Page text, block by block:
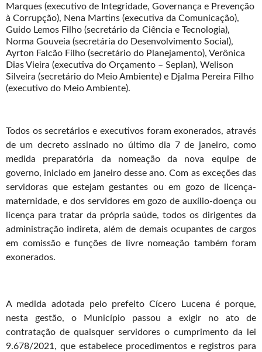
Marques (executivo de Integridade, Governança e Prevenção
à Corrupção), Nena Martins (executiva da Comunicação),
Guido Lemos Filho (secretário da Ciência e Tecnologia),
Norma Gouveia (secretária do Desenvolvimento Social),
Ayrton Falcão Filho (secretário do Planejamento), Verônica
Dias Vieira (executiva do Orçamento – Seplan), Welison
Silveira (secretário do Meio Ambiente) e Djalma Pereira Filho
(executivo do Meio Ambiente).
Todos os secretários e executivos foram exonerados, através
de um decreto assinado no último dia 7 de janeiro, como
medida preparatória da nomeação da nova equipe de
governo, iniciado em janeiro desse ano. Com as exceções das
servidoras que estejam gestantes ou em gozo de licença-
maternidade, e dos servidores em gozo de auxílio-doença ou
licença para tratar da própria saúde, todos os dirigentes da
administração indireta, além de demais ocupantes de cargos
em comissão e funções de livre nomeação também foram
exonerados.
A medida adotada pelo prefeito Cícero Lucena é porque,
nesta gestão, o Município passou a exigir no ato de
contratação de quaisquer servidores o cumprimento da lei
9.678/2021, que estabelece procedimentos e registros para